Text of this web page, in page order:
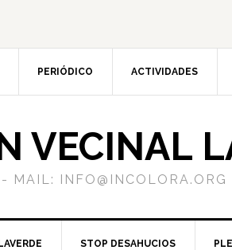
PERIÓDICO ACTIVIDADES
VECINAL
MAIL:
STOP DESAHUCIOS